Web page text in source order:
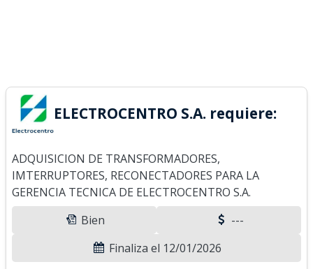
ELECTROCENTRO S.A. requiere:
ADQUISICION DE TRANSFORMADORES,
IMTERRUPTORES, RECONECTADORES PARA LA
GERENCIA TECNICA DE ELECTROCENTRO S.A.
Bien
---
Finaliza el 12/01/2026